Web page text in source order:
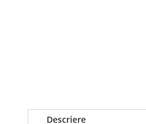
Descriere